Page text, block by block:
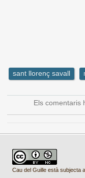
sant llorenç savall
Els comentaris
Cau del Guille està subjecta